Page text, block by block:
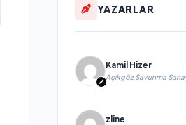
YAZARLAR
Kamil Hizer
Açıkgöz Savunma
ve Savunma Sanayinde
zline